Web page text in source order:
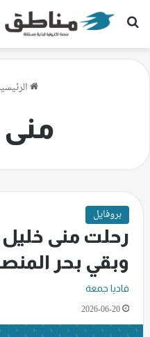
بحث عن
منى
بروفايل
رحلت منى
وبقي بحر
فاديا جمعة
2026-06-20